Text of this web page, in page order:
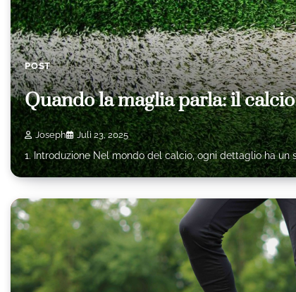
POST
Quando la maglia parla: il
Joseph Juli 23, 2025
1. Introduzione Nel mondo del calcio, ogni dettaglio ha un